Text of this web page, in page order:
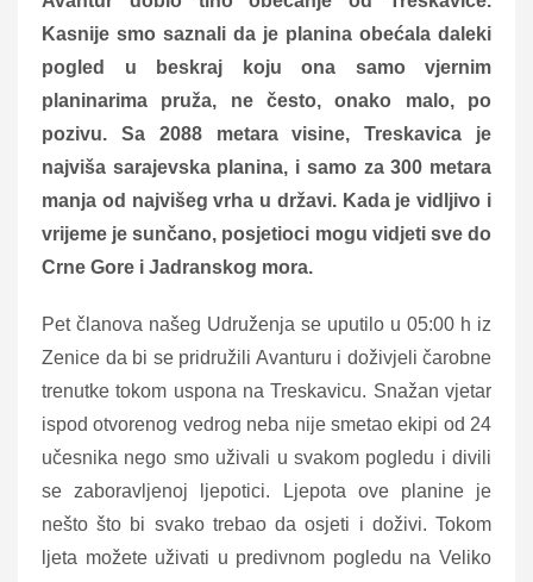
Kasnije smo saznali da je planina obećala daleki
pogled u beskraj koju ona samo vjernim
planinarima pruža, ne često, onako malo, po
pozivu. Sa 2088 metara visine, Treskavica je
najviša sarajevska planina, i samo za 300 metara
manja od najvišeg vrha u državi. Kada je vidljivo i
vrijeme je sunčano, posjetioci mogu vidjeti sve do
Crne Gore i Jadranskog mora.
Pet članova našeg Udruženja se uputilo u 05:00 h iz
Zenice da bi se pridružili Avanturu i doživjeli čarobne
trenutke tokom uspona na Treskavicu. Snažan vjetar
ispod otvorenog vedrog neba nije smetao ekipi od 24
učesnika nego smo uživali u svakom pogledu i divili
se zaboravljenoj ljepotici. Ljepota ove planine je
nešto što bi svako trebao da osjeti i doživi. Tokom
ljeta možete uživati u predivnom pogledu na Veliko